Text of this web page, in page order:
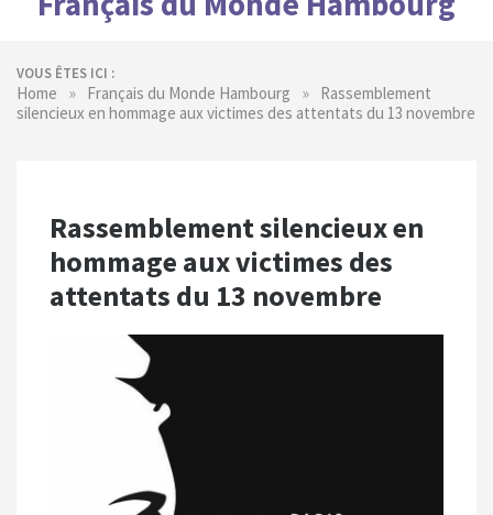
VOUS ÊTES ICI :
Home » Français du Monde Hambourg » Rassemblement
silencieux en hommage aux victimes des attentats du 13 novembre
Rassemblement silencieux en
hommage aux victimes des
attentats du 13 novembre